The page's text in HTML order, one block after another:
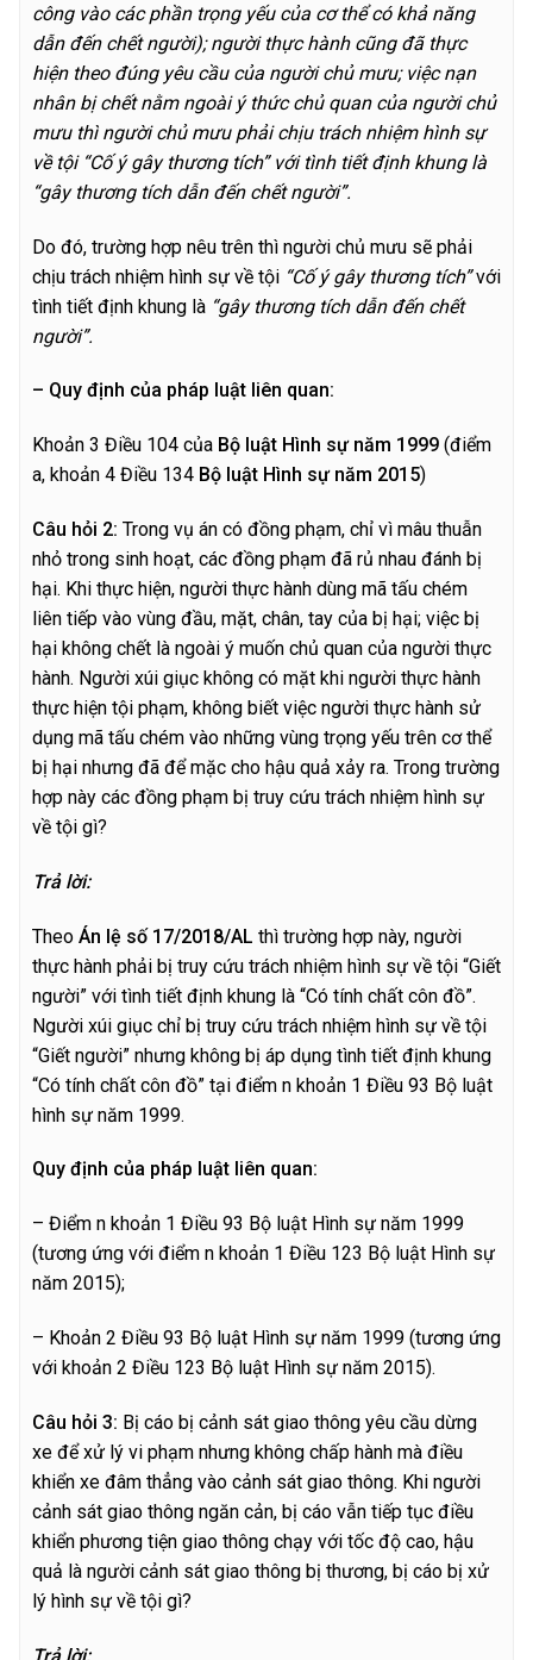
công vào các phần trọng yếu của cơ thể có khả năng
dẫn đến chết người); người thực hành cũng đã thực
hiện theo đúng yêu cầu của người chủ mưu; việc nạn
nhân bị chết nằm ngoài ý thức chủ quan của người chủ
mưu thì người chủ mưu phải chịu trách nhiệm hình sự
về tội “Cố ý gây thương tích” với tình tiết định khung là
“gây thương tích dẫn đến chết người”.
Do đó, trường hợp nêu trên thì người chủ mưu sẽ phải
chịu trách nhiệm hình sự về tội “Cố ý gây thương tích”với
tình tiết định khung là “gây thương tích dẫn đến chết
người”.
– Quy định của pháp luật liên quan:
Khoản 3 Điều 104 của Bộ luật Hình sự năm 1999 (điểm
a, khoản 4 Điều 134 Bộ luật Hình sự năm 2015)
Câu hỏi 2: Trong vụ án có đồng phạm, chỉ vì mâu thuẫn
nhỏ trong sinh hoạt, các đồng phạm đã rủ nhau đánh bị
hại. Khi thực hiện, người thực hành dùng mã tấu chém
liên tiếp vào vùng đầu, mặt, chân, tay của bị hại; việc bị
hại không chết là ngoài ý muốn chủ quan của người thực
hành. Người xúi giục không có mặt khi người thực hành
thực hiện tội phạm, không biết việc người thực hành sử
dụng mã tấu chém vào những vùng trọng yếu trên cơ thể
bị hại nhưng đã để mặc cho hậu quả xảy ra. Trong trường
hợp này các đồng phạm bị truy cứu trách nhiệm hình sự
về tội gì?
Trả lời:
Theo Án lệ số 17/2018/AL thì trường hợp này, người
thực hành phải bị truy cứu trách nhiệm hình sự về tội “Giết
người” với tình tiết định khung là “Có tính chất côn đồ”.
Người xúi giục chỉ bị truy cứu trách nhiệm hình sự về tội
“Giết người” nhưng không bị áp dụng tình tiết định khung
“Có tính chất côn đồ” tại điểm n khoản 1 Điều 93 Bộ luật
hình sự năm 1999.
Quy định của pháp luật liên quan:
– Điểm n khoản 1 Điều 93 Bộ luật Hình sự năm 1999
(tương ứng với điểm n khoản 1 Điều 123 Bộ luật Hình sự
năm 2015);
– Khoản 2 Điều 93 Bộ luật Hình sự năm 1999 (tương ứng
với khoản 2 Điều 123 Bộ luật Hình sự năm 2015).
Câu hỏi 3: Bị cáo bị cảnh sát giao thông yêu cầu dừng
xe để xử lý vi phạm nhưng không chấp hành mà điều
khiển xe đâm thẳng vào cảnh sát giao thông. Khi người
cảnh sát giao thông ngăn cản, bị cáo vẫn tiếp tục điều
khiển phương tiện giao thông chạy với tốc độ cao, hậu
quả là người cảnh sát giao thông bị thương, bị cáo bị xử
lý hình sự về tội gì?
Trả lời: